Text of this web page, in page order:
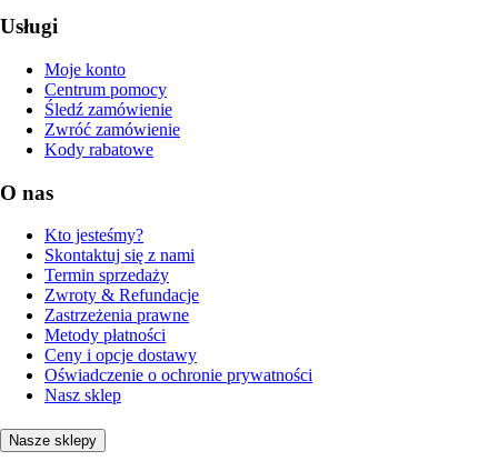
Usługi
Moje konto
Centrum pomocy
Śledź zamówienie
Zwróć zamówienie
Kody rabatowe
O nas
Kto jesteśmy?
Skontaktuj się z nami
Termin sprzedaży
Zwroty & Refundacje
Zastrzeżenia prawne
Metody płatności
Ceny i opcje dostawy
Oświadczenie o ochronie prywatności
Nasz sklep
Nasze sklepy